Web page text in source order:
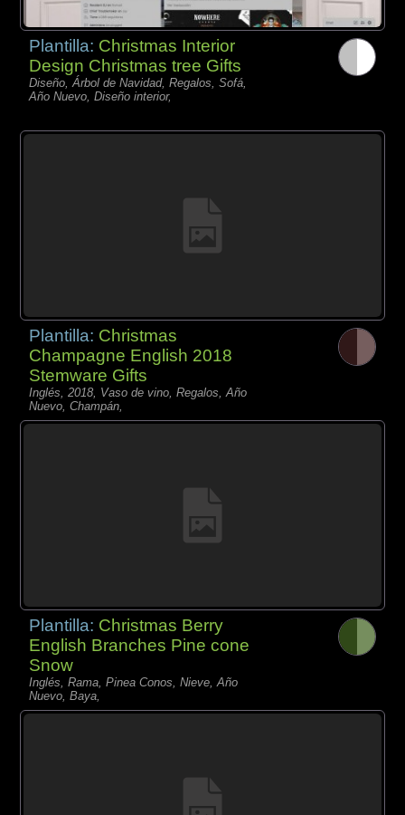
Plantilla: Christmas Interior
Design Christmas tree Gifts
Diseño, Árbol de Navidad, Regalos, Sofá,
Año Nuevo, Diseño interior,
Plantilla: Christmas
Champagne English 2018
Stemware Gifts
Inglés, 2018, Vaso de vino, Regalos, Año
Nuevo, Champán,
Plantilla: Christmas Berry
English Branches Pine cone
Snow
Inglés, Rama, Pinea Conos, Nieve, Año
Nuevo, Baya,